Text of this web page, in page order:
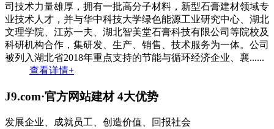
司技术力量雄厚，拥有一批高分子材料，新型石膏建材领域专
业技术人才，并与华中科技大学绿色能源工业研究中心、湖北
文理学院、江苏一夫、湖北智美堂石膏科技有限公司等院校及
科研机构合作，集研发、生产、销售、技术服务为一体。公司
被列入湖北省2018年重点支持的节能与循环经济企业、襄......
查看详情+
J9.com·官方网站建材4大优势
发展企业、成就员工、创造价值、回报社会